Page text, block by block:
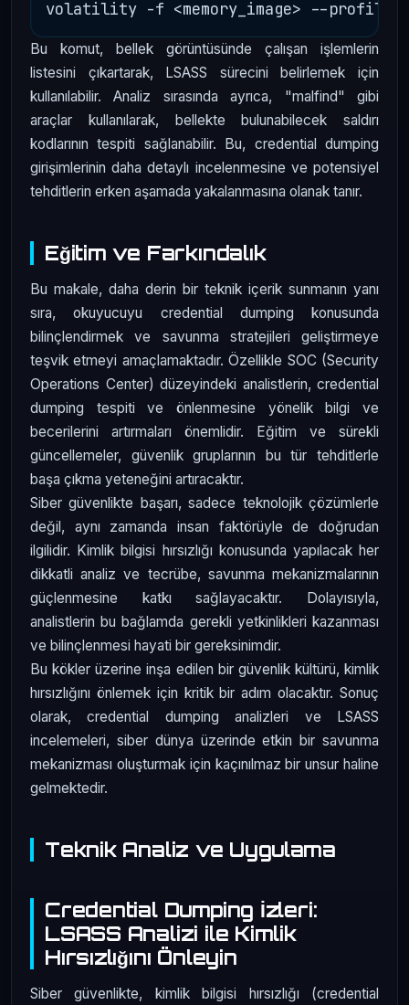
Bu komut, bellek görüntüsünde çalışan işlemlerin
listesini çıkartarak, LSASS sürecini belirlemek için
kullanılabilir. Analiz sırasında ayrıca, "malfind" gibi
araçlar kullanılarak, bellekte bulunabilecek saldırı
kodlarının tespiti sağlanabilir. Bu, credential dumping
girişimlerinin daha detaylı incelenmesine ve potensiyel
tehditlerin erken aşamada yakalanmasına olanak tanır.
Eğitim ve Farkındalık
Bu makale, daha derin bir teknik içerik sunmanın yanı
sıra, okuyucuyu credential dumping konusunda
bilinçlendirmek ve savunma stratejileri geliştirmeye
teşvik etmeyi amaçlamaktadır. Özellikle SOC (Security
Operations Center) düzeyindeki analistlerin, credential
dumping tespiti ve önlenmesine yönelik bilgi ve
becerilerini artırmaları önemlidir. Eğitim ve sürekli
güncellemeler, güvenlik gruplarının bu tür tehditlerle
başa çıkma yeteneğini artıracaktır.
Siber güvenlikte başarı, sadece teknolojik çözümlerle
değil, aynı zamanda insan faktörüyle de doğrudan
ilgilidir. Kimlik bilgisi hırsızlığı konusunda yapılacak her
dikkatli analiz ve tecrübe, savunma mekanizmalarının
güçlenmesine katkı sağlayacaktır. Dolayısıyla,
analistlerin bu bağlamda gerekli yetkinlikleri kazanması
ve bilinçlenmesi hayati bir gereksinimdir.
Bu kökler üzerine inşa edilen bir güvenlik kültürü, kimlik
hırsızlığını önlemek için kritik bir adım olacaktır. Sonuç
olarak, credential dumping analizleri ve LSASS
incelemeleri, siber dünya üzerinde etkin bir savunma
mekanizması oluşturmak için kaçınılmaz bir unsur haline
gelmektedir.
Teknik Analiz ve Uygulama
Credential Dumping İzleri:
LSASS Analizi ile Kimlik
Hırsızlığını Önleyin
Siber güvenlikte, kimlik bilgisi hırsızlığı (credential